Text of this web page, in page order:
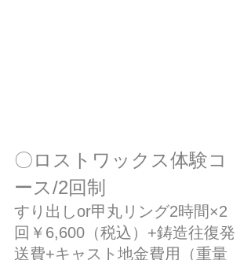
​〇ロストワックス体験コ
ース/2回制
すり出しor甲丸リング2時間×2
回￥6,600（税込）+鋳造往復発
送費+キャスト地金費用（重量